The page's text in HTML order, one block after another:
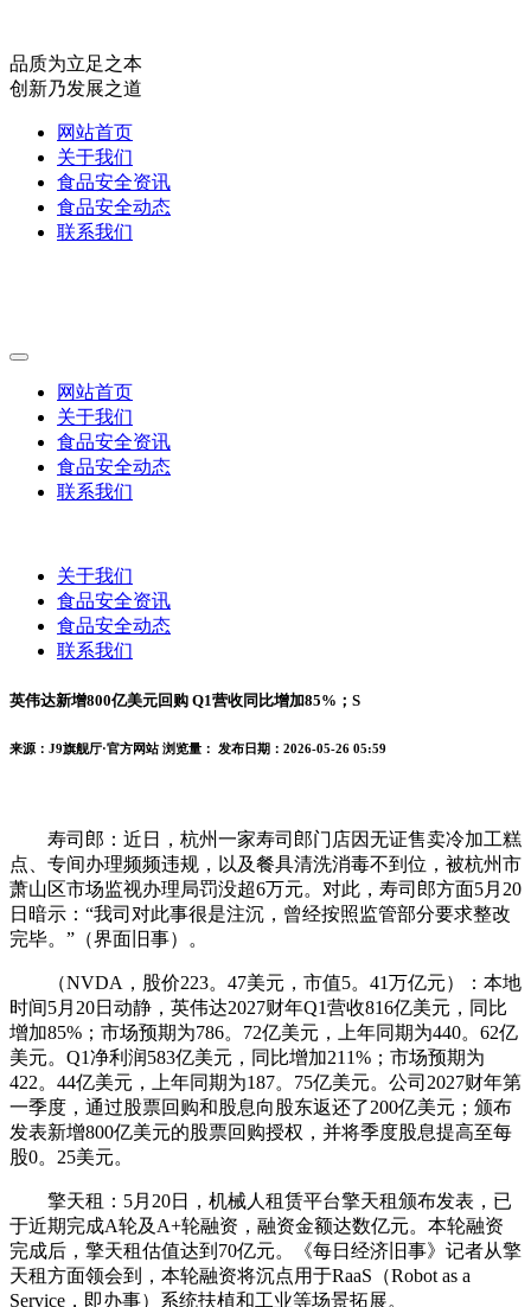
品质为立足之本
创新乃发展之道
网站首页
关于我们
食品安全资讯
食品安全动态
联系我们
网站首页
关于我们
食品安全资讯
食品安全动态
联系我们
关于我们
食品安全资讯
食品安全动态
联系我们
英伟达新增800亿美元回购 Q1营收同比增加85%；S
来源：J9旗舰厅·官方网站 浏览量： 发布日期：2026-05-26 05:59
寿司郎：近日，杭州一家寿司郎门店因无证售卖冷加工糕
点、专间办理频频违规，以及餐具清洗消毒不到位，被杭州市
萧山区市场监视办理局罚没超6万元。对此，寿司郎方面5月20
日暗示：“我司对此事很是注沉，曾经按照监管部分要求整改
完毕。”（界面旧事）。
（NVDA，股价223。47美元，市值5。41万亿元）：本地
时间5月20日动静，英伟达2027财年Q1营收816亿美元，同比
增加85%；市场预期为786。72亿美元，上年同期为440。62亿
美元。Q1净利润583亿美元，同比增加211%；市场预期为
422。44亿美元，上年同期为187。75亿美元。公司2027财年第
一季度，通过股票回购和股息向股东返还了200亿美元；颁布
发表新增800亿美元的股票回购授权，并将季度股息提高至每
股0。25美元。
擎天租：5月20日，机械人租赁平台擎天租颁布发表，已
于近期完成A轮及A+轮融资，融资金额达数亿元。本轮融资
完成后，擎天租估值达到70亿元。《每日经济旧事》记者从擎
天租方面领会到，本轮融资将沉点用于RaaS（Robot as a
Service，即办事）系统扶植和工业等场景拓展。